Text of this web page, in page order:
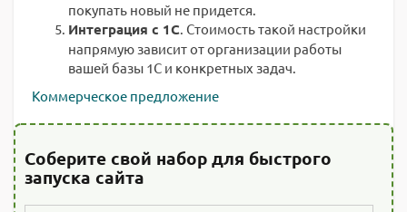
покупать новый не придется.
Интеграция с 1С. Стоимость такой настройки
напрямую зависит от организации работы
вашей базы 1С и конкретных задач.
Коммерческое предложение
Соберите свой набор для быстрого
запуска сайта